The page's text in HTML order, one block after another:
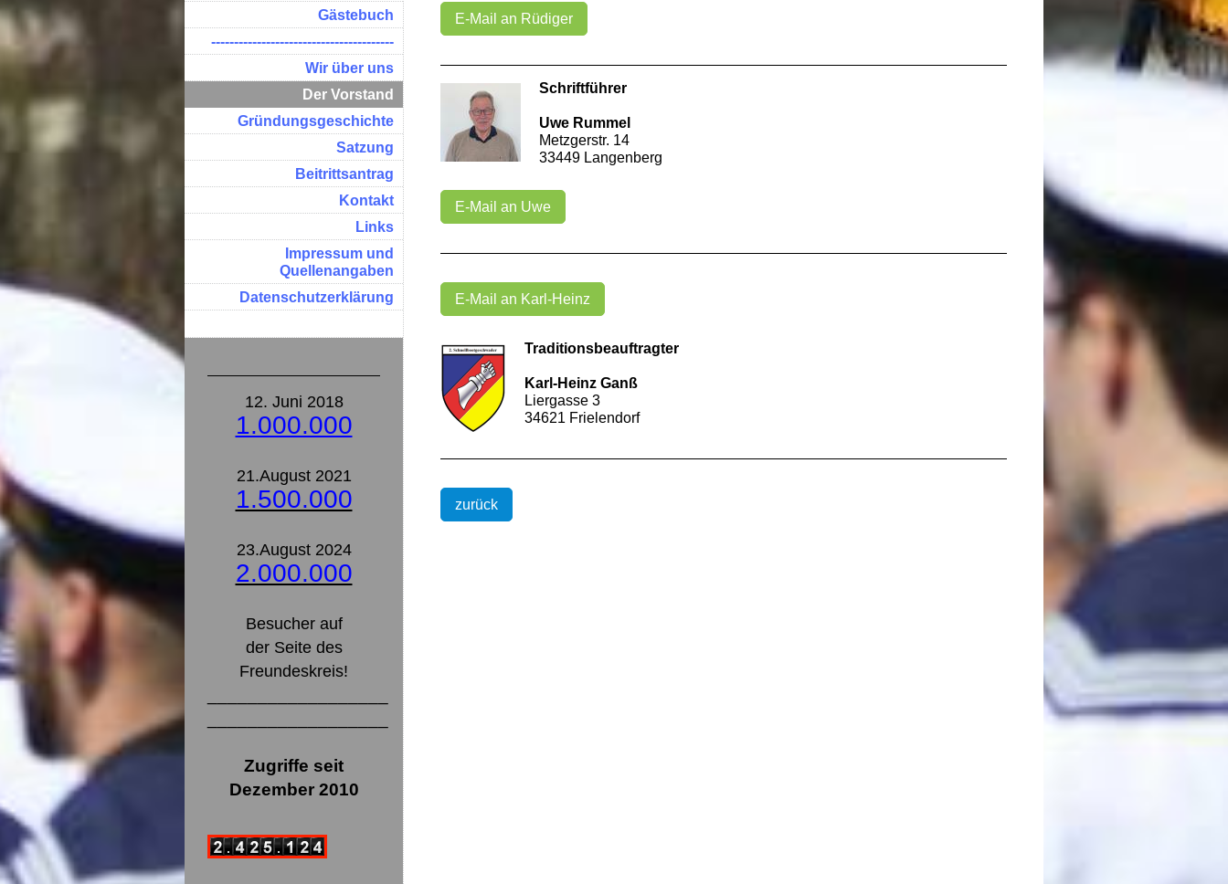
E-Mail an Rüdiger
Schriftführer
Uwe Rummel
Metzgerstr. 14
33449 Langenberg
E-Mail an Uwe
E-Mail an Karl-Heinz
Traditionsbeauftragter
Karl-Heinz Ganß
Liergasse 3
34621 Frielendorf
zurück
Gästebuch
----------------------------------------
Wir über uns
Der Vorstand
Gründungsgeschichte
Satzung
Beitrittsantrag
Kontakt
Links
Impressum und
Quellenangaben
Datenschutzerklärung
12. Juni 2018
1.000.000
21.August 2021
1.500.000
23.August 2024
2.000.000
Besucher auf
der Seite des
Freundeskreis!
Zugriffe seit
Dezember 2010